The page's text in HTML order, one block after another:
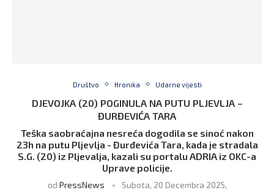
Društvo Hronika Udarne vijesti
DJEVOJKA (20) POGINULA NA PUTU PLJEVLJA –
ĐURĐEVIĆA TARA
Teška saobraćajna nesreća dogodila se sinoć nakon
23h na putu Pljevlja - Đurđevića Tara, kada je stradala
S.G. (20) iz Pljevalja, kazali su portalu ADRIA iz OKC-a
Uprave policije.
od PressNews Subota, 20 Decembra 2025,